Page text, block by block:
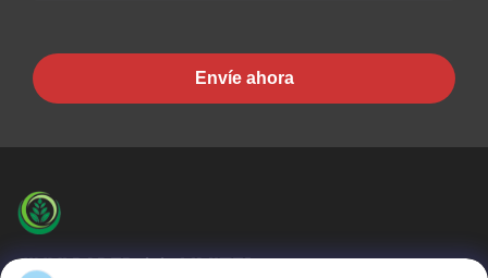
Envíe ahora
JINYI PAPER CO.,LIMITED